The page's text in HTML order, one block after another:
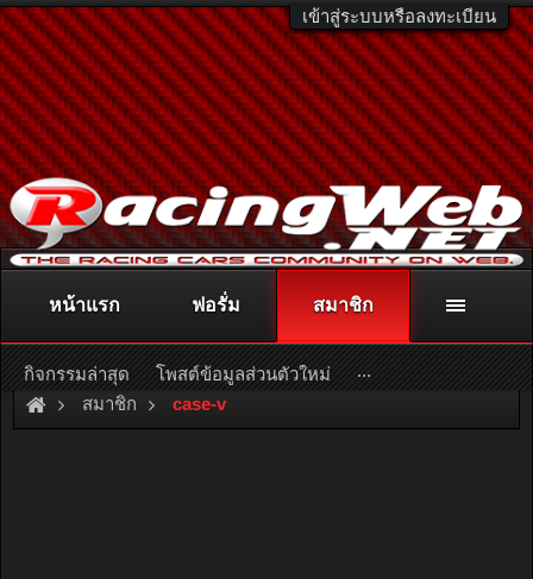
เข้าสู่ระบบหรือลงทะเบียน
ติดต่อลงโฆษณา racingweb@gmail.comหรือโทร. 081-811-1138
หรืออ่านรายละเอียดเพิ่มเติม คลิกที่นี่
สมาชิก case-v
หน้าแรก ฟอรั่ม สมาชิก
กิจกรรมล่าสุด โพสต์ข้อมูลส่วนตัวใหม่ ...